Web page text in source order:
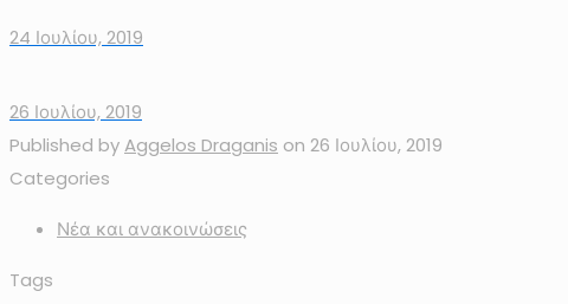
24 Ιουλίου, 2019
26 Ιουλίου, 2019
Published byAggelos Draganis on 26 Ιουλίου, 2019
Categories
Νέα και ανακοινώσεις
Tags